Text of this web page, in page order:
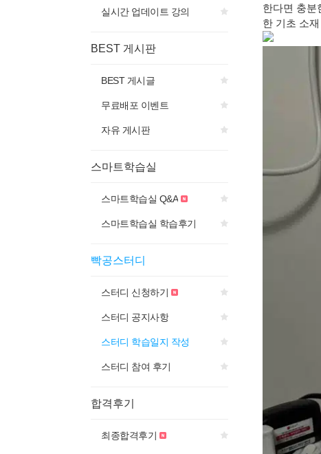
실시간 업데이트 강의
BEST 게시판
BEST 게시글
무료배포 이벤트
자유 게시판
스마트학습실
스마트학습실 Q&A
스마트학습실 학습후기
빡공스터디
스터디 신청하기
스터디 공지사항
스터디 학습일지 작성
스터디 참여 후기
합격후기
최종합격후기
한다면 충분
한 기초 소